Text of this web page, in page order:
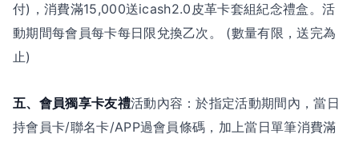
付)，消費滿15,000送icash2.0皮革卡套組紀念禮盒。活
動期間每會員每卡每日限兌換乙次。 (數量有限，送完為
止)
五、會員獨享卡友禮活動內容：於指定活動期間內，當日
持會員卡/聯名卡/APP過會員條碼，加上當日單筆消費滿